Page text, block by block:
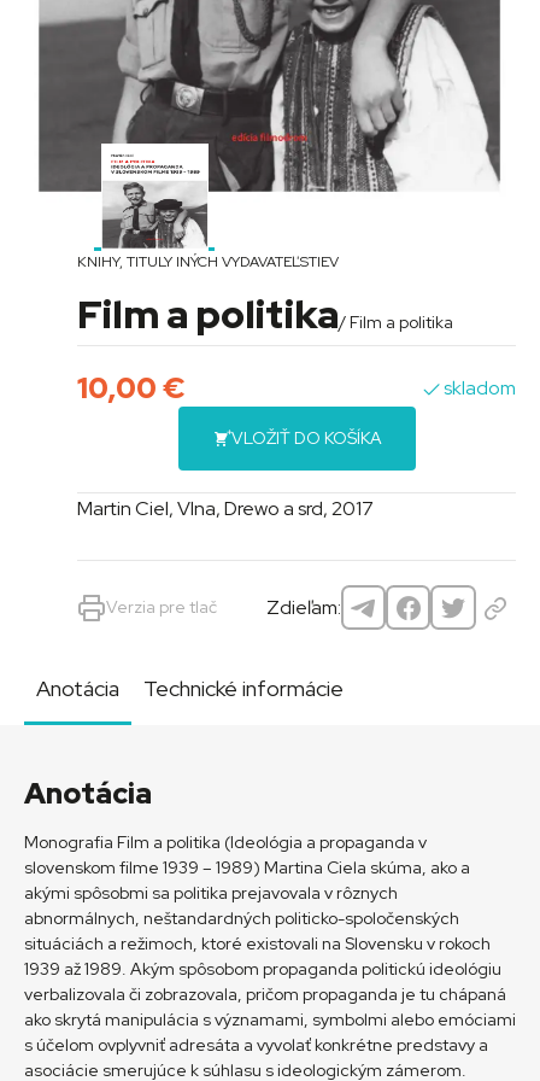
KNIHY, TITULY INÝCH VYDAVATEĽSTIEV
Film a politika/ Film a politika
10,00€ skladom
VLOŽIŤ DO KOŠÍKA
Martin Ciel, Vlna, Drewo a srd, 2017
Verzia pre tlač Zdieľam:
Anotácia Technické informácie
Anotácia
Monografia Film a politika (Ideológia a propaganda v
slovenskom filme 1939 – 1989) Martina Ciela skúma, ako a
akými spôsobmi sa politika prejavovala v rôznych
abnormálnych, neštandardných politicko-spoločenských
situáciách a režimoch, ktoré existovali na Slovensku v rokoch
1939 až 1989. Akým spôsobom propaganda politickú ideológiu
verbalizovala či zobrazovala, pričom propaganda je tu chápaná
ako skrytá manipulácia s významami, symbolmi alebo emóciami
s účelom ovplyvniť adresáta a vyvolať konkrétne predstavy a
asociácie smerujúce k súhlasu s ideologickým zámerom.